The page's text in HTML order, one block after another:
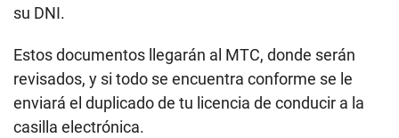
su DNI.
Estos documentos llegarán al MTC, donde serán
revisados, y si todo se encuentra conforme se le
enviará el duplicado de tu licencia de conducir a la
casilla electrónica.